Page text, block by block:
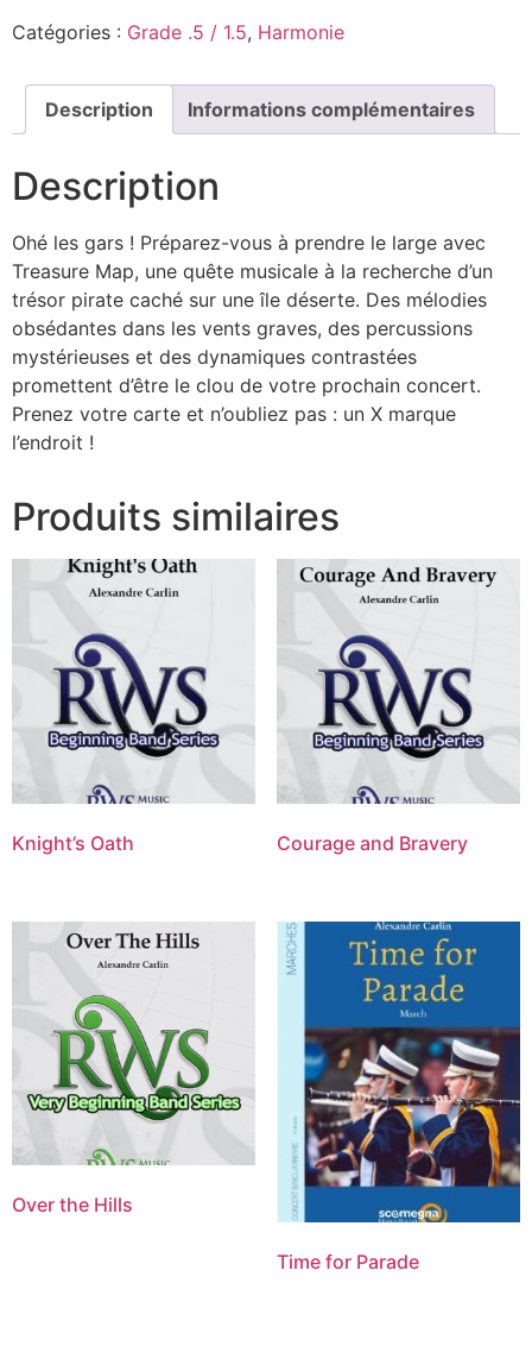
Catégories : Grade .5 / 1.5, Harmonie
Description Informations complémentaires
Description
Ohé les gars ! Préparez-vous à prendre le large avec
Treasure Map, une quête musicale à la recherche d’un
trésor pirate caché sur une île déserte. Des mélodies
obsédantes dans les vents graves, des percussions
mystérieuses et des dynamiques contrastées
promettent d’être le clou de votre prochain concert.
Prenez votre carte et n’oubliez pas : un X marque
l’endroit !
Produits similaires
Knight’s Oath Courage and Bravery
Over the Hills
Time for Parade